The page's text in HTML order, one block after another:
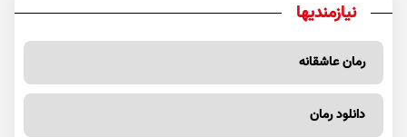
نیازمندیها
رمان عاشقانه
دانلود رمان